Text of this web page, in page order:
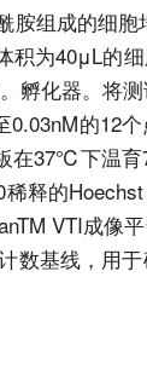
组成的细胞
积为40μL的
孵化器。将
的12
在37℃下温
释的
VTI成像
数基线，用